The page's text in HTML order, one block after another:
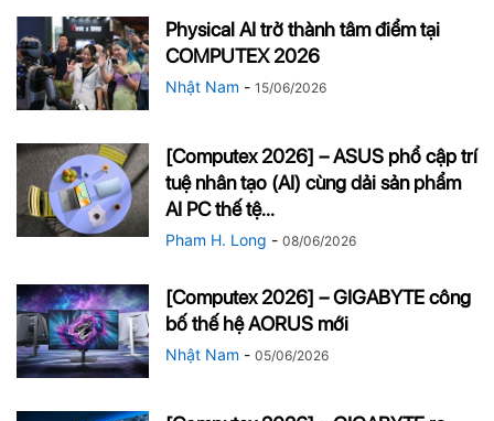
Physical AI trở thành tâm điểm tại
COMPUTEX 2026
Nhật Nam - 15/06/2026
[Computex 2026] – ASUS phổ cập trí
tuệ nhân tạo (AI) cùng dải sản phẩm
AI PC thế tệ...
Pham H. Long - 08/06/2026
[Computex 2026] – GIGABYTE công
bố thế hệ AORUS mới
Nhật Nam - 05/06/2026